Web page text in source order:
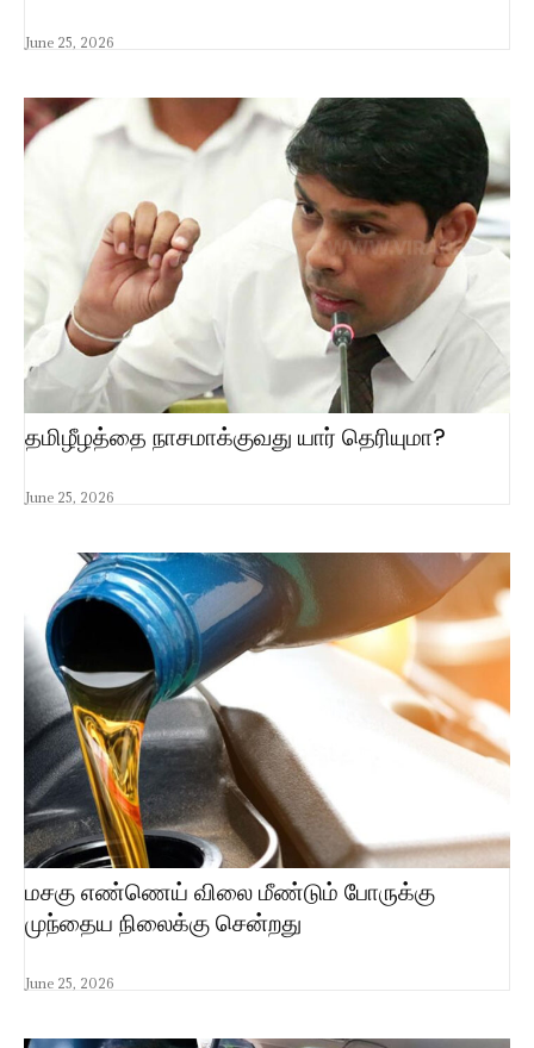
June 25, 2026
தமிழீழத்தை நாசமாக்குவது யார் தெரியுமா?
June 25, 2026
மசகு எண்ணெய் விலை மீண்டும் போருக்கு
முந்தைய நிலைக்கு சென்றது
June 25, 2026